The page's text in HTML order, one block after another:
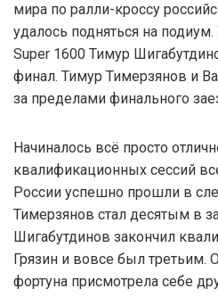
мира по ралли-кроссу
удалось подняться на
Super 1600 Тимур
финал. Тимур Тимерзянов и
за пределами финального
Начиналось всё просто
квалификационных сессий
России успешно прошли в
Тимерзянов стал десятым в
Шигабутдинов закончил
Грязин и вовсе был третьим.
фортуна присмотрела себе